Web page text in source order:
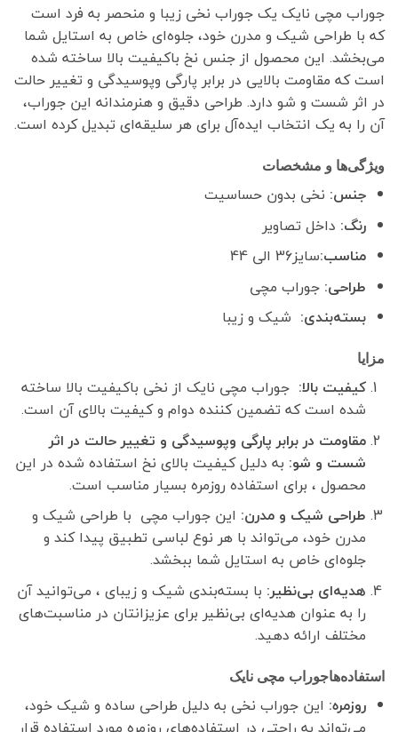
جوراب مچی نایک یک جوراب نخی زیبا و منحصر به فرد است
که با طراحی شیک و مدرن خود، جلوه‌ای خاص به استایل شما
می‌بخشد. این محصول از جنس نخ باکیفیت بالا ساخته شده
است که مقاومت بالایی در برابر پارگی وپوسیدگی و تغییر حالت
در اثر شست و شو دارد. طراحی دقیق و هنرمندانه این جوراب،
آن را به یک انتخاب ایده‌آل برای هر سلیقه‌ای تبدیل کرده است.
ویژگی‌ها و مشخصات
جنس:نخی بدون حساسیت
رنگ:داخل تصاویر
مناسب:سایز36 الی 44
طراحی:جوراب مچی
بسته‌بندی:شیک و زیبا
مزایا
کیفیت بالا:جوراب مچی نایک از نخی باکیفیت بالا ساخته
شده است که تضمین کننده دوام و کیفیت بالای آن است.
مقاومت در برابر پارگی وپوسیدگی و تغییر حالت در اثر
شست و شو:به دلیل کیفیت بالای نخ استفاده شده در این
محصول ، برای استفاده روزمره بسیار مناسب است.
طراحی شیک و مدرن:این جوراب مچی با طراحی شیک و
مدرن خود، می‌تواند با هر نوع لباسی تطبیق پیدا کند و
جلوه‌ای خاص به استایل شما ببخشد.
هدیه‌ای بی‌نظیر:با بسته‌بندی شیک و زیبای ، می‌توانید آن
را به عنوان هدیه‌ای بی‌نظیر برای عزیزانتان در مناسبت‌های
مختلف ارائه دهید.
استفاده‌هاجوراب مچی نایک
روزمره:این جوراب نخی به دلیل طراحی ساده و شیک خود،